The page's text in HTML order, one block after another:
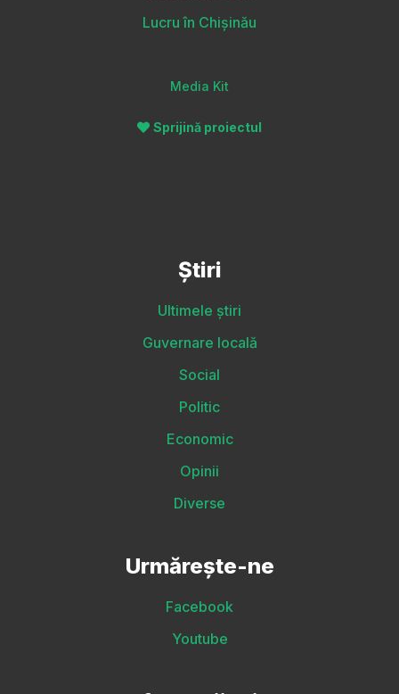
Lucru în Chișinău
Media Kit
Sprijină proiectul
Știri
Ultimele știri
Guvernare locală
Social
Politic
Economic
Opinii
Diverse
Urmărește-ne
Facebook
Youtube